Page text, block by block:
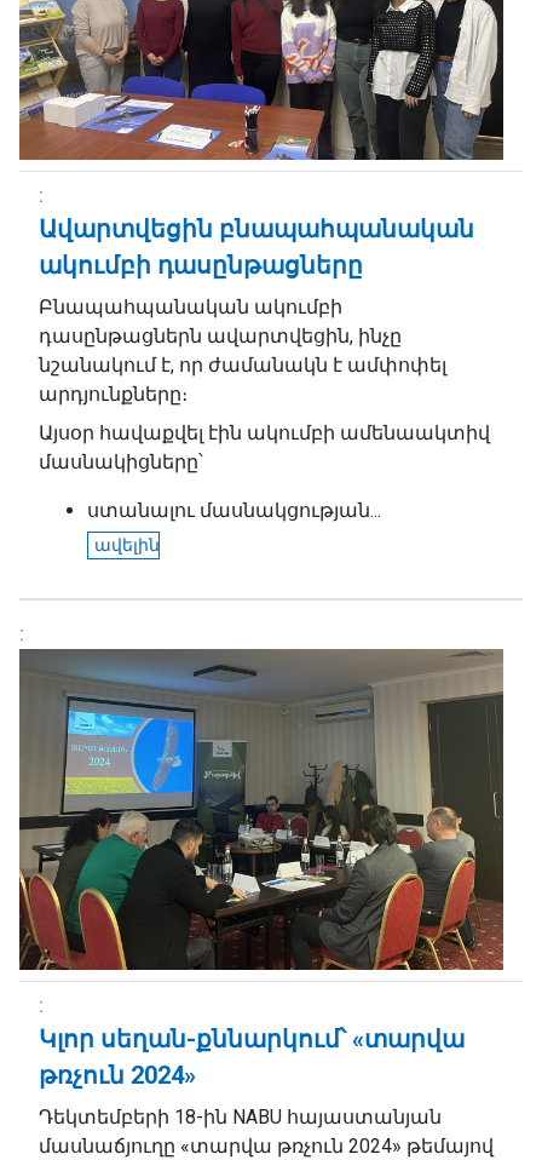
Ավարտվեցին բնապահպանական
ակումբի դասընթացները
Բնապահպանական ակումբի
դասընթացներն ավարտվեցին, ինչը
նշանակում է, որ ժամանակն է ամփոփել
արդյունքները։
Այսօր հավաքվել էին ակումբի ամենաակտիվ
մասնակիցները՝
ստանալու մասնակցության...
ավելին
Կլոր սեղան-քննարկում՝ «տարվա
թռչուն 2024»
Դեկտեմբերի 18-ին NABU հայաստանյան
մասնաճյուղը «տարվա թռչուն 2024» թեմայով